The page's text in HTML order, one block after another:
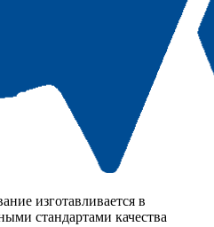
изготавливается в
стандартами качества